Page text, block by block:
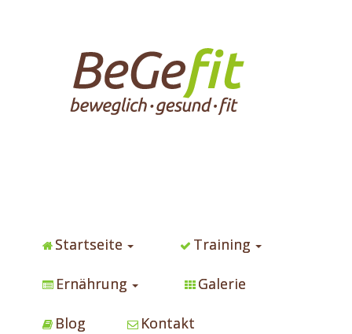
Startseite Training
Ernährung Galerie
Blog Kontakt